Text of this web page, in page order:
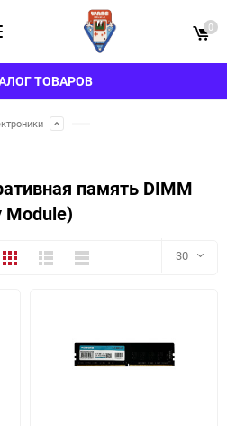
ТОВАРОВ
0
память DIMM
Module)
ПлиткаПодробноКомпактно 30
60